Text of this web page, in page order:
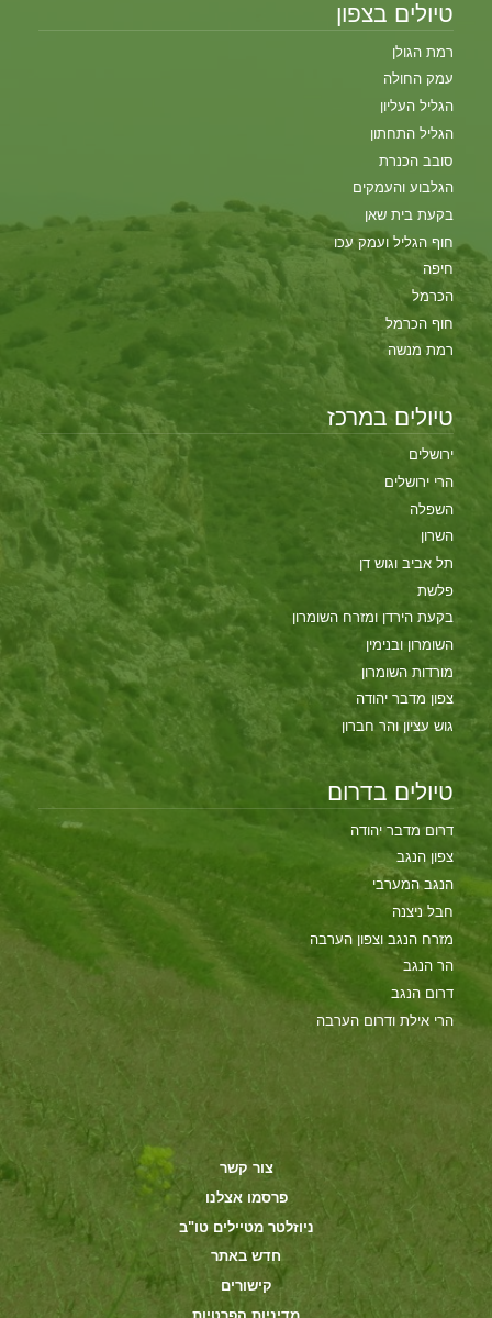
טיולים בצפון
רמת הגולן
עמק החולה
הגליל העליון
הגליל התחתון
סובב הכנרת
הגלבוע והעמקים
בקעת בית שאן
חוף הגליל ועמק עכו
חיפה
הכרמל
חוף הכרמל
רמת מנשה
טיולים במרכז
ירושלים
הרי ירושלים
השפלה
השרון
תל אביב וגוש דן
פלשת
בקעת הירדן ומזרח השומרון
השומרון ובנימין
מורדות השומרון
צפון מדבר יהודה
גוש עציון והר חברון
טיולים בדרום
דרום מדבר יהודה
צפון הנגב
הנגב המערבי
חבל ניצנה
מזרח הנגב וצפון הערבה
הר הנגב
דרום הנגב
הרי אילת ודרום הערבה
צור קשר
פרסמו אצלנו
ניוזלטר מטיילים טו"ב
חדש באתר
קישורים